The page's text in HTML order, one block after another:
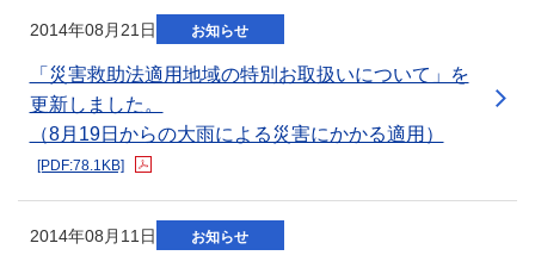
2014年08月21日 お知らせ
「災害救助法適用地域の特別お取扱いについて」を
更新しました。
（8月19日からの大雨による災害にかかる適用）
[PDF:78.1KB]
新規ウィンドウを開きます
2014年08月11日 お知らせ
新規ウィンドウを開きます